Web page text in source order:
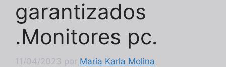
garantizados
.Monitores pc.
11/04/2023 por Maria Karla Molina